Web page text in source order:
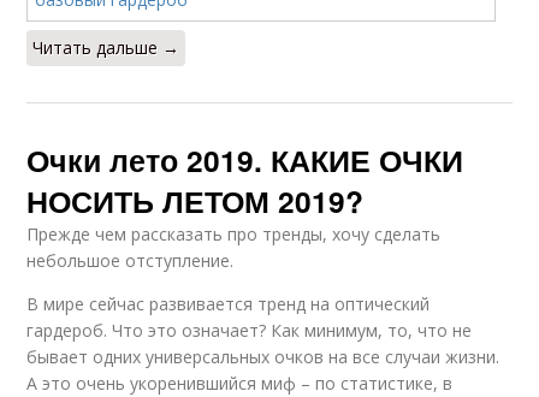
Читать дальше →
Очки лето 2019. КАКИЕ ОЧКИ
НОСИТЬ ЛЕТОМ 2019?
Прежде чем рассказать про тренды, хочу сделать
небольшое отступление.
В мире сейчас развивается тренд на оптический
гардероб. Что это означает? Как минимум, то, что не
бывает одних универсальных очков на все случаи жизни.
А это очень укоренившийся миф – по статистике, в